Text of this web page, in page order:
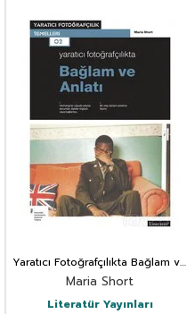
Yaratıcı Fotoğrafçılıkta Bağlam ve
Anlatı
Maria Short
Literatür Yayınları